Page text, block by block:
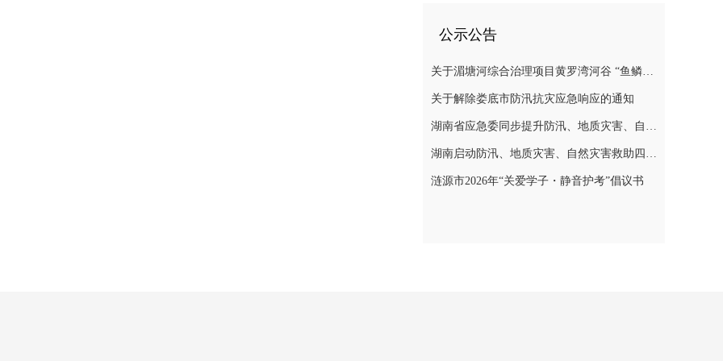
公示公告
关于湄塘河综合治理项目黄罗湾河谷 “鱼鳞坝”区域不对外开放的公告
关于解除娄底市防汛抗灾应急响应的通知
湖南省应急委同步提升防汛、地质灾害、自然灾害救助应急响应至三级
湖南启动防汛、地质灾害、自然灾害救助四级应急响应
涟源市2026年“关爱学子・静音护考”倡议书